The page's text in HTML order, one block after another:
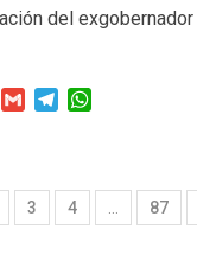
del
Messenger
Gmail Telegram
3 4 … 87